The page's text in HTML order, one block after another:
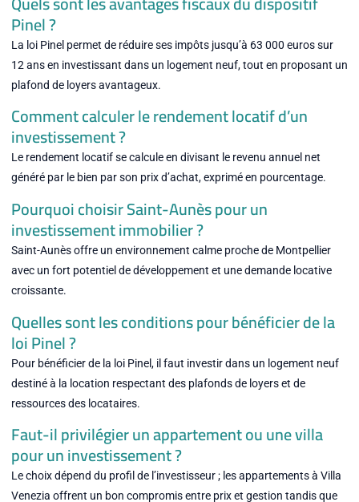
Pinel ?
La loi Pinel permet de réduire ses impôts jusqu’à 63 000 euros sur
12 ans en investissant dans un logement neuf, tout en proposant un
plafond de loyers avantageux.
Comment calculer le rendement locatif d’un
investissement ?
Le rendement locatif se calcule en divisant le revenu annuel net
généré par le bien par son prix d’achat, exprimé en pourcentage.
Pourquoi choisir Saint-Aunès pour un
investissement immobilier ?
Saint-Aunès offre un environnement calme proche de Montpellier
avec un fort potentiel de développement et une demande locative
croissante.
Quelles sont les conditions pour bénéficier de la
loi Pinel ?
Pour bénéficier de la loi Pinel, il faut investir dans un logement neuf
destiné à la location respectant des plafonds de loyers et de
ressources des locataires.
Faut-il privilégier un appartement ou une villa
pour un investissement ?
Le choix dépend du profil de l’investisseur ; les appartements à Villa
Venezia offrent un bon compromis entre prix et gestion tandis que